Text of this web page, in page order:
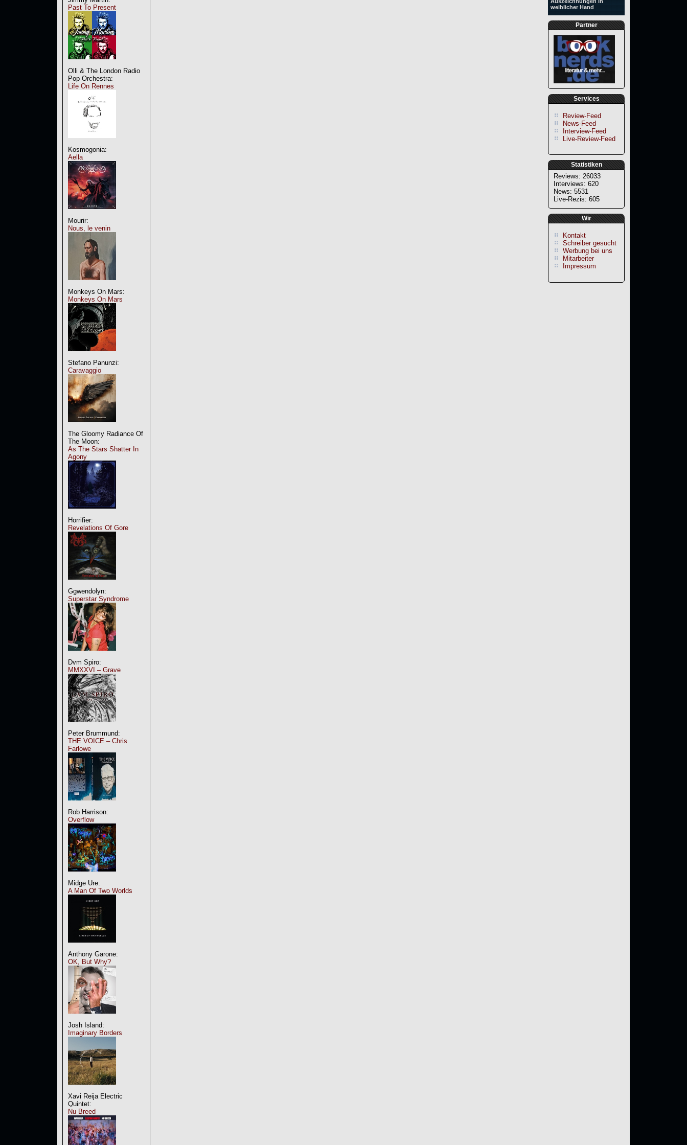
Past To Present
Olli & The London Radio
Pop Orchestra:
Life On Rennes
Kosmogonia:
Aella
Mourir:
Nous, le venin
Monkeys On Mars:
Monkeys On Mars
Stefano Panunzi:
Caravaggio
The Gloomy Radiance Of
The Moon:
As The Stars Shatter In
Agony
Horrifier:
Revelations Of Gore
Ggwendolyn:
Superstar Syndrome
Dvm Spiro:
MMXXVI – Grave
Peter Brummund:
THE VOICE – Chris
Farlowe
Rob Harrison:
Overflow
Midge Ure:
A Man Of Two Worlds
Anthony Garone:
OK, But Why?
Josh Island:
Imaginary Borders
Xavi Reija Electric
Quintet:
Nu Breed
weiblicher Hand
Partner
Services
Review-Feed
News-Feed
Interview-Feed
Live-Review-Feed
Statistiken
Reviews: 26033
Interviews: 620
News: 5531
Live-Rezis: 605
Wir
Kontakt
Schreiber gesucht
Werbung bei uns
Mitarbeiter
Impressum